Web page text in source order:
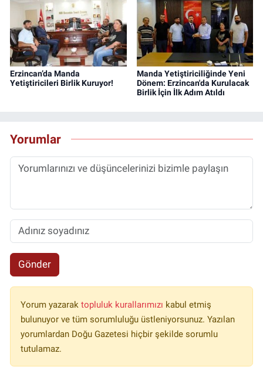
Erzincan’da Manda
Yetiştiricileri Birlik Kuruyor!
Manda Yetiştiriciliğinde Yeni
Dönem: Erzincan'da Kurulacak
Birlik İçin İlk Adım Atıldı
Yorumlar
Gönder
Yorum yazarak topluluk kurallarımızı kabul etmiş
bulunuyor ve tüm sorumluluğu üstleniyorsunuz. Yazılan
yorumlardan Doğu Gazetesi hiçbir şekilde sorumlu
tutulamaz.